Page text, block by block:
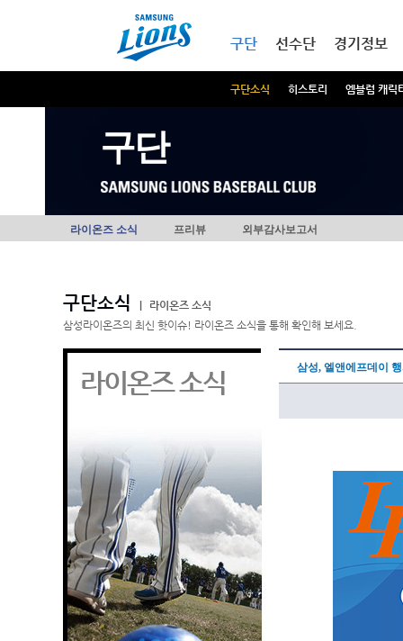
구단
구단소식 히스토리 엠블럼 캐릭
선수단 경기정보
구단
라이온즈 소식 프리뷰 외부감사보고서
구단소식
라이온즈 소식
삼성라이온즈의 최신 핫이슈! 라이온즈 소식을 통해 확인해 보세요.
라이온즈 소식 삼성, 엘앤에프데이